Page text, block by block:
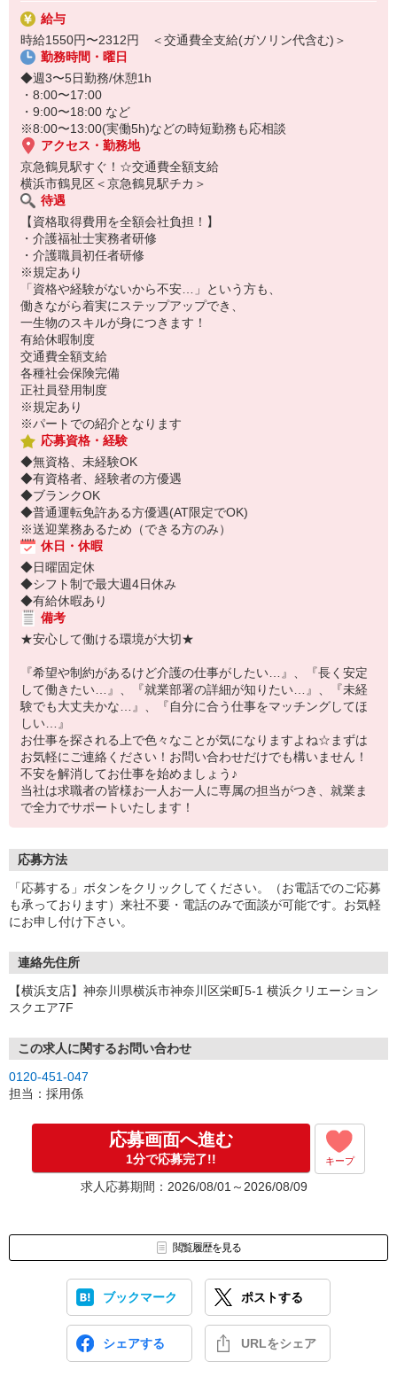
・利用者さんの送迎業務（出来る方のみ） など
未経験でも研修制度やいつでも相談できる環境が整っているので、
介護経験がない方でも安心して働けます♪
お気軽にご応募ください◎
給与
時給1550円〜2312円 ＜交通費全支給(ガソリン代含む)＞
勤務時間・曜日
◆週3〜5日勤務/休憩1h
・8:00〜17:00
・9:00〜18:00 など
※8:00〜13:00(実働5h)などの時短勤務も応相談
アクセス・勤務地
京急鶴見駅すぐ！☆交通費全額支給
横浜市鶴見区＜京急鶴見駅チカ＞
待遇
【資格取得費用を全額会社負担！】
・介護福祉士実務者研修
・介護職員初任者研修
※規定あり
「資格や経験がないから不安…」という方も、
働きながら着実にステップアップでき、
一生物のスキルが身につきます！
有給休暇制度
交通費全額支給
各種社会保険完備
正社員登用制度
※規定あり
※パートでの紹介となります
応募資格・経験
◆無資格、未経験OK
◆有資格者、経験者の方優遇
◆ブランクOK
◆普通運転免許ある方優遇(AT限定でOK)
※送迎業務あるため（できる方のみ）
休日・休暇
◆日曜固定休
◆シフト制で最大週4日休み
◆有給休暇あり
備考
★安心して働ける環境が大切★
『希望や制約があるけど介護の仕事がしたい…』、『長く安定
して働きたい…』、『就業部署の詳細が知りたい…』、『未経
験でも大丈夫かな…』、『自分に合う仕事をマッチングしてほ
しい…』
お仕事を探される上で色々なことが気になりますよね☆まずは
お気軽にご連絡ください！お問い合わせだけでも構いません！
不安を解消してお仕事を始めましょう♪
当社は求職者の皆様お一人お一人に専属の担当がつき、就業ま
で全力でサポートいたします！
応募方法
「応募する」ボタンをクリックしてください。（お電話でのご応募
も承っております）来社不要・電話のみで面談が可能です。お気軽
にお申し付け下さい。
連絡先住所
【横浜支店】神奈川県横浜市神奈川区栄町5-1 横浜クリエーション
スクエア7F
この求人に関するお問い合わせ
0120-451-047
担当：採用係
応募画面へ進む
1分で応募完了!! キープ
求人応募期間：2026/08/01～2026/08/09
閲覧履歴を見る
ブックマーク ポストする
シェアする URLをシェア